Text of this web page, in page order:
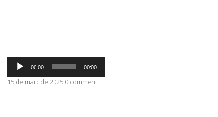
CONTATO
Tocador
áudio
00:00 00:00
15 de maio de 2025 0 comment